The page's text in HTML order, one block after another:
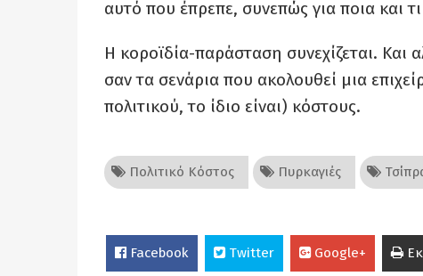
αυτό που έπρεπε, συνεπώς για ποια και
Η κοροϊδία-παράσταση συνεχίζεται. Και
σαν τα σενάρια που ακολουθεί μια
πολιτικού, το ίδιο είναι) κόστους.
Πολιτικό Κόστος Πυρκαγιές
Facebook Twitter Google+